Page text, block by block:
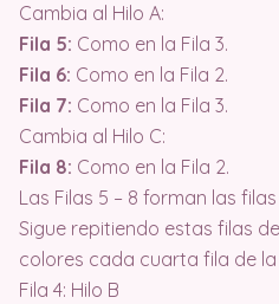
Cambia al Hilo A:
Fila 5: Como en la Fila 3.
Fila 6: Como en la Fila 2.
Fila 7: Como en la Fila 3.
Cambia al Hilo C:
Fila 8: Como en la Fila 2.
Las Filas 5 – 8 forman las
Sigue repitiendo estas filas
colores cada cuarta fila de
Fila 4: Hilo B